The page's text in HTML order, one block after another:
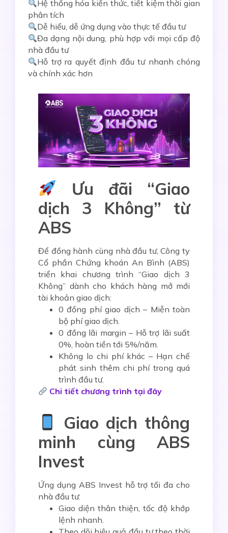
Hệ thống hóa kiến thức, tiết kiệm thời gian
phân tích
Dễ hiểu, dễ ứng dụng vào thực tế đầu tư
Đa dạng nội dung, phù hợp với mọi cấp độ
nhà đầu tư
Hỗ trợ ra quyết định đầu tư nhanh chóng
và chính xác hơn
Ưu đãi “Giao
dịch 3 Không” từ
ABS
Để đồng hành cùng nhà đầu tư, Công ty
Cổ phần Chứng khoán An Bình (ABS)
triển khai chương trình“Giao dịch 3
Không” dành cho khách hàng mở mới
tài khoản giao dịch:
0 đồng phí giao dịch – Miễn toàn
bộ phí giao dịch.
0 đồng lãi margin – Hỗ trợ lãi suất
0%, hoàn tiền tới 5%/năm.
Không lo chi phí khác – Hạn chế
phát sinh thêm chi phí trong quá
trình đầu tư.
Chi tiết chương trình tại đây
Giao dịch thông
minh cùng ABS
Invest
Ứng dụng ABS Investhỗ trợ tối đa cho
nhà đầu tư:
Giao diện thân thiện, tốc độ khớp
lệnh nhanh.